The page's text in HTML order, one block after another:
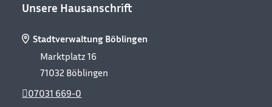
Unsere Hausanschrift
Stadtverwaltung Böblingen
Marktplatz 16
71032 Böblingen
07031 669-0